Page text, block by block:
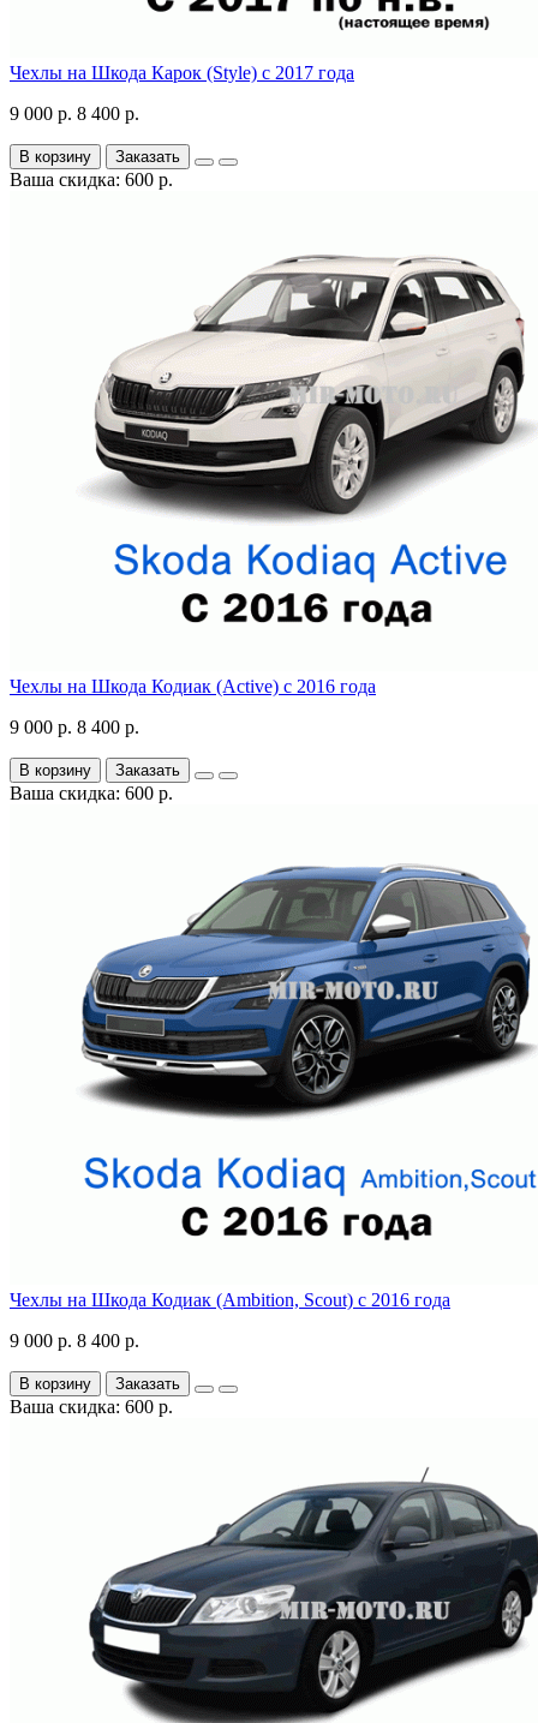
Чехлы на Шкода Карок (Style) с 2017 года
9 000 р. 8 400 р.
В корзину Заказать
Ваша скидка: 600 р.
Чехлы на Шкода Кодиак (Active) с 2016 года
9 000 р. 8 400 р.
В корзину Заказать
Ваша скидка: 600 р.
Чехлы на Шкода Кодиак (Ambition, Scout) с 2016 года
9 000 р. 8 400 р.
В корзину Заказать
Ваша скидка: 600 р.